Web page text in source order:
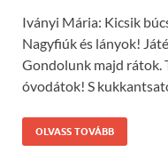
Iványi Mária: Kicsik
Nagyfiúk és lányok!
Gondolunk majd rátok.
óvodátok! S
OLVASS TOVÁBB